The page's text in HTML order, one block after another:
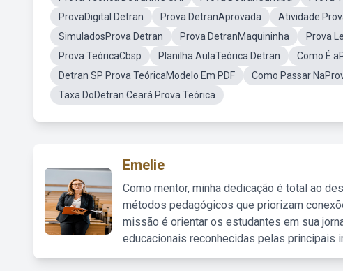
ProvaDigital Detran
Prova DetranAprovada Atividade
SimuladosProva Detran
Prova DetranMaquininha Prova
Prova TeóricaCbsp
Planilha AulaTeórica Detran Como É
Detran SP Prova TeóricaModelo Em PDF
Como Passar
Taxa DoDetran Ceará Prova Teórica
Emelie
Como mentor, minha dedicação é total ao
métodos pedagógicos que priorizam
missão é orientar os estudantes em sua
educacionais reconhecidas pelas principais